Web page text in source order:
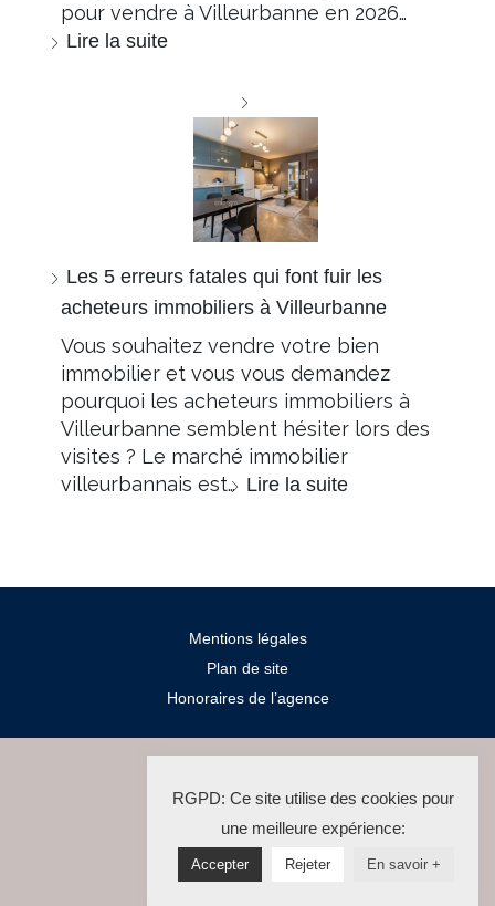
pour vendre à Villeurbanne en 2026…
Lire la suite
Les 5 erreurs fatales qui font fuir les
acheteurs immobiliers à Villeurbanne
Vous souhaitez vendre votre bien
immobilier et vous vous demandez
pourquoi les acheteurs immobiliers à
Villeurbanne semblent hésiter lors des
visites ? Le marché immobilier
villeurbannais est… Lire la suite
Mentions légales
Plan de site
Honoraires de l’agence
La Solution Immo
RGPD: Ce site utilise des cookies pour
une meilleure expérience:
Accepter Rejeter En savoir +